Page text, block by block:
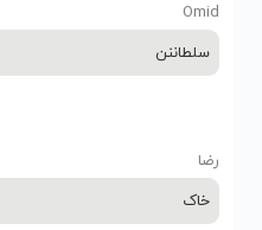
Omid
سلطاننن
رضا
خاک